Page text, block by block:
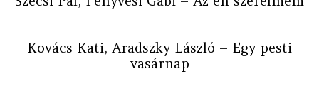
Kovács Kati, Aradszky László – Egy pesti
vasárnap